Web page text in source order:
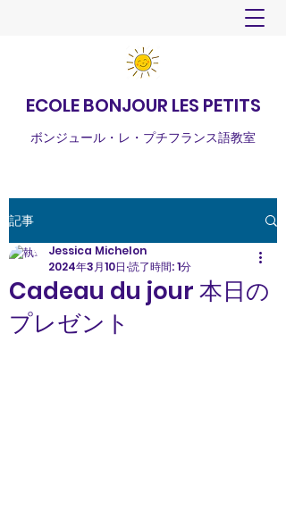
ECOLE BONJOUR LES PETITS
ボンジュール・レ・プチフランス語教室
記事
Cadeau du jour 本日の
プレゼント
Jessica Michelon
2024年3月10日 読了時間: 1分